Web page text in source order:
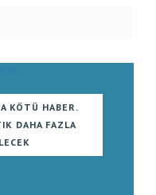
KÖTÜ HABER.
DAHA FAZLA